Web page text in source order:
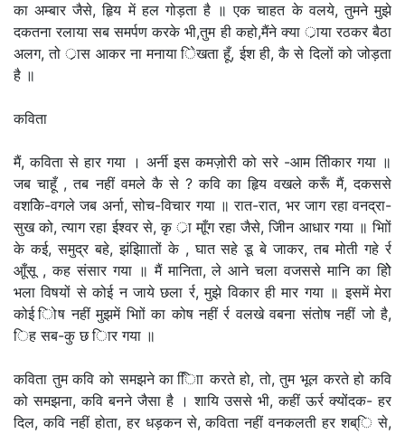
का अम्बार जैसे, हृिय में हल गोड़ता है ॥ एक चाहत के वलये, तुमने मुझे
दकतना रलाया सब समर्पण करके भी,तुम ही कहो,मैंने क्या र्ाया रठकर बैठा
अलग, तो र्ास आकर ना मनाया िेखता हूँ, ईश ही, कै से दिलों को जोड़ता
है ॥
कविता
मैं, कविता से हार गया । अर्नी इस कमज़ोरी को सरे -आम तिीकार गया ॥
जब चाहूँ , तब नहीं वमले कै से ? कवि का हृिय वखले करूँ मैं, दकससे
वशकिे-वगले जब अर्ना, सोच-विचार गया ॥ रात-रात, भर जाग रहा वनद्रा-
सुख को, त्याग रहा ईश्वर से, कृ र्ा माूँग रहा जैसे, जीिन आधार गया ॥ भािों
के कई, समुद्र बहे, झंझािातों के , घात सहे डू बे जाकर, तब मोती गहे र्र
आूँसू , कह संसार गया ॥ मैं मानिता, ले आने चला वजससे मानि का होिे
भला विषयों से कोई न जाये छला र्र, मुझे विकार ही मार गया ॥ इसमें मेरा
कोई िोष नहीं मुझमें भािों का कोष नहीं र्र वलखे वबना संतोष नहीं जो है,
िह सब-कु छ िार गया ॥
कविता तुम कवि को समझने का िािा करते हो, तो, तुम भूल करते हो कवि
को समझना, कवि बनने जैसा है । शायि उससे भी, कहीं ऊर्र क्योंदक- हर
दिल, कवि नहीं होता, हर धड़कन से, कविता नहीं वनकलती हर शब्ि से,